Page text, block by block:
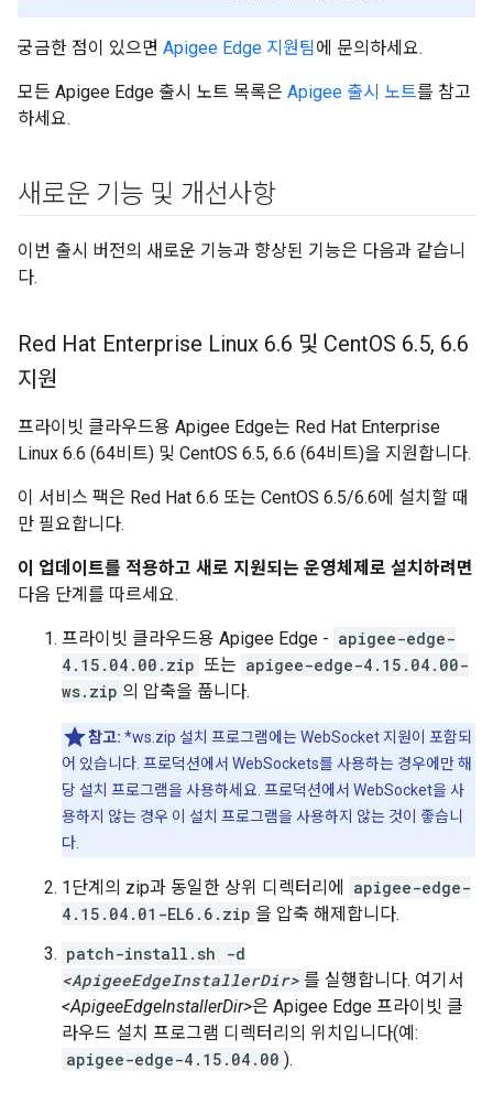
궁금한 점이 있으면 Apigee Edge 지원팀에 문의하세요.
모든 Apigee Edge 출시 노트 목록은 Apigee 출시 노트를 참고
하세요.
새로운 기능 및 개선사항
이번 출시 버전의 새로운 기능과 향상된 기능은 다음과 같습니
다.
Red Hat Enterprise Linux 6.6 및 CentOS 6.5, 6.6
지원
프라이빗 클라우드용 Apigee Edge는 Red Hat Enterprise
Linux 6.6 (64비트) 및 CentOS 6.5, 6.6 (64비트)을 지원합니다.
이 서비스 팩은 Red Hat 6.6 또는 CentOS 6.5/6.6에 설치할 때
만 필요합니다.
이 업데이트를 적용하고 새로 지원되는 운영체제로 설치하려면
다음 단계를 따르세요.
프라이빗 클라우드용 Apigee Edge - apigee-edge-
4.15.04.00.zip 또는 apigee-edge-4.15.04.00-
ws.zip 의 압축을 풉니다.
참고: *ws.zip 설치 프로그램에는 WebSocket 지원이 포함되
어 있습니다. 프로덕션에서 WebSockets를 사용하는 경우에만 해
당 설치 프로그램을 사용하세요. 프로덕션에서 WebSocket을 사
용하지 않는 경우 이 설치 프로그램을 사용하지 않는 것이 좋습니
다.
1단계의 zip과 동일한 상위 디렉터리에
apigee-edge-
4.15.04.01-EL6.6.zip 을 압축 해제합니다.
patch-install.sh -d
<ApigeeEdgeInstallerDir> 를 실행합니다. 여기서
<ApigeeEdgeInstallerDir>은 Apigee Edge 프라이빗 클
라우드 설치 프로그램 디렉터리의 위치입니다(예:
apigee-edge-4.15.04.00 ).